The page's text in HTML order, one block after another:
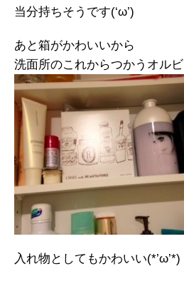
当分持ちそうです(‘ω’)
あと箱がかわいいから
洗面所のこれからつかうオル
入れ物としてもかわいい(*’ω’*)